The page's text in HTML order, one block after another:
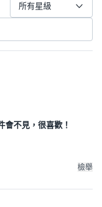
所有星級
會不見，很喜歡！
檢舉